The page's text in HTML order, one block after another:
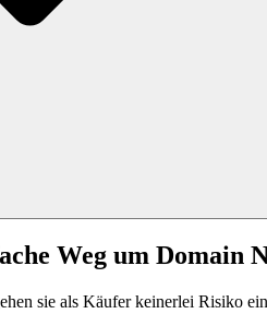
Weg um Domain
sie als Käufer keinerlei Risiko